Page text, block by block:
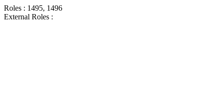
Roles : 1495, 1496
External Roles :